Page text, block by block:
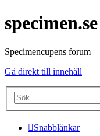
specimen.se
Specimencupens forum
Gå direkt till innehåll
Snabblänkar